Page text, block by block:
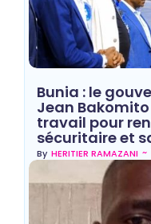
Bunia : le
Jean
travail pour
sécuritaire et
By HERITIER RAMAZANI ~